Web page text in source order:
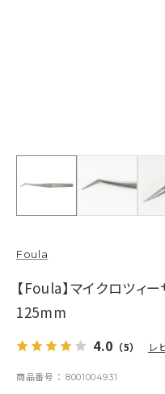
Foula
【Foula】マイクロツィ
125mm
4.0 （5） レ
商品番号 8001004931